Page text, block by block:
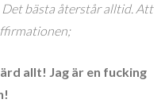
bästa återstår alltid. Att
allt! Jag är en fucking